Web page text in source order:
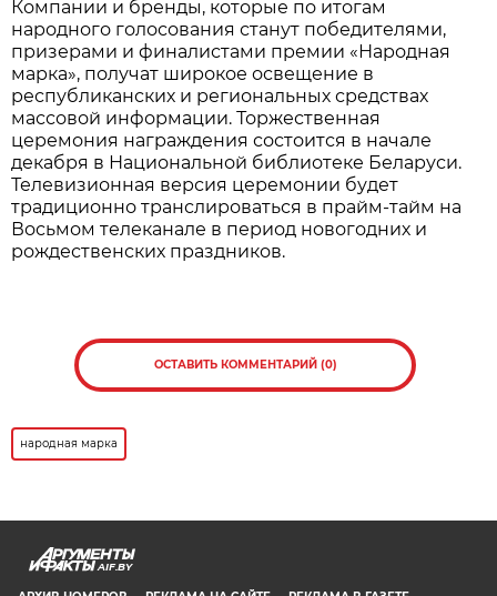
Компании и бренды, которые по итогам
народного голосования станут победителями,
призерами и финалистами премии «Народная
марка», получат широкое освещение в
республиканских и региональных средствах
массовой информации. Торжественная
церемония награждения состоится в начале
декабря в Национальной библиотеке Беларуси.
Телевизионная версия церемонии будет
традиционно транслироваться в прайм-тайм на
Восьмом телеканале в период новогодних и
рождественских праздников.
ОСТАВИТЬ КОММЕНТАРИЙ (0)
народная марка
AIF.BY